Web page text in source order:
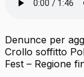
Denunce per
Crollo soffitto
Fest – Regione